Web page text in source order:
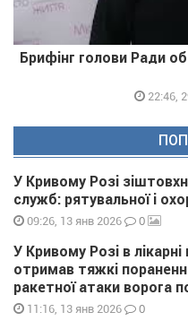
Брифінг голови Ради
22:46,
У Кривому Розі
служб: рятувальної і
09:26, 13 янв 2026 0
У Кривому Розі в
отримав тяжкі
ракетної атаки ворога
11:16, 13 янв 2026 0